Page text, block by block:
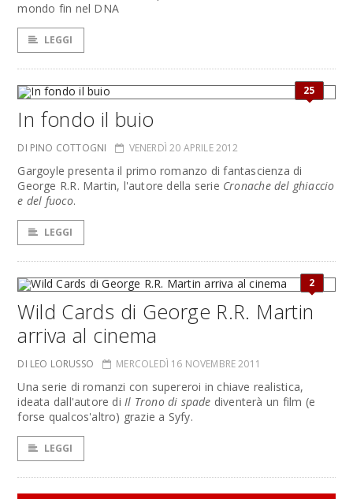
mondo fin nel DNA
LEGGI
25
In fondo il buio
DI PINO COTTOGNI VENERDÌ 20 APRILE 2012
Gargoyle presenta il primo romanzo di fantascienza di
George R.R. Martin, l'autore della serie Cronache del ghiaccio
e del fuoco.
LEGGI
2
Wild Cards di George R.R. Martin
arriva al cinema
DI LEO LORUSSO MERCOLEDÌ 16 NOVEMBRE 2011
Una serie di romanzi con supereroi in chiave realistica,
ideata dall'autore diIl Trono di spade diventerà un film (e
forse qualcos'altro) grazie a Syfy.
LEGGI